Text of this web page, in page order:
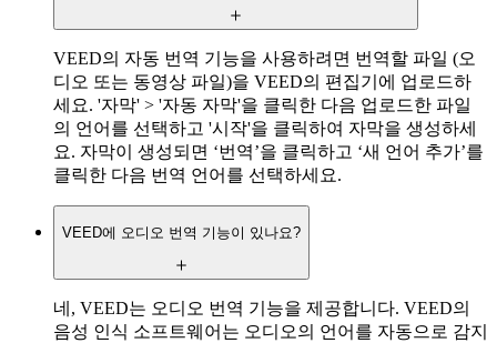
VEED의 자동 번역 기능을 사용하려면 번역할 파일 (오
디오 또는 동영상 파일)을 VEED의 편집기에 업로드하
세요. '자막' > '자동 자막'을 클릭한 다음 업로드한 파일
의 언어를 선택하고 '시작'을 클릭하여 자막을 생성하세
요. 자막이 생성되면 ‘번역’을 클릭하고 ‘새 언어 추가’를
클릭한 다음 번역 언어를 선택하세요.
VEED에 오디오 번역 기능이 있나요?
네, VEED는 오디오 번역 기능을 제공합니다. VEED의
음성 인식 소프트웨어는 오디오의 언어를 자동으로 감지